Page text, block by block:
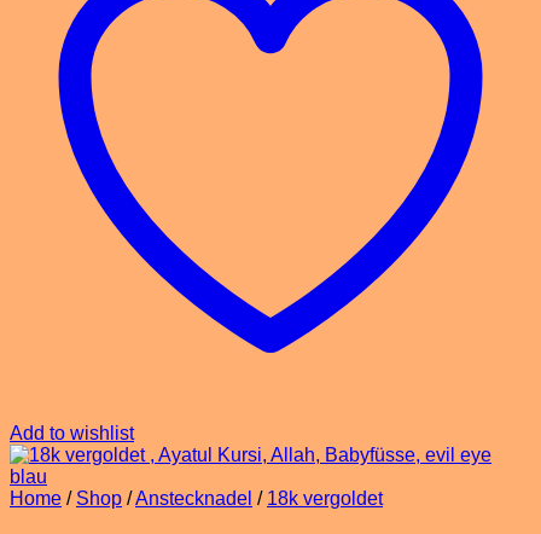
Add to wishlist
Home / Shop /Anstecknadel / 18k vergoldet